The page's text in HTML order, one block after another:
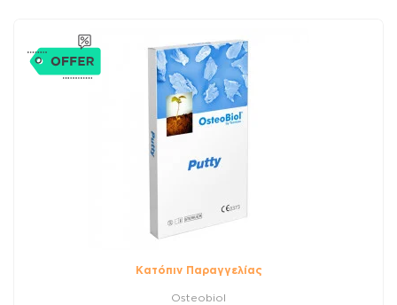
Κατόπιν Παραγγελίας
Osteobiol